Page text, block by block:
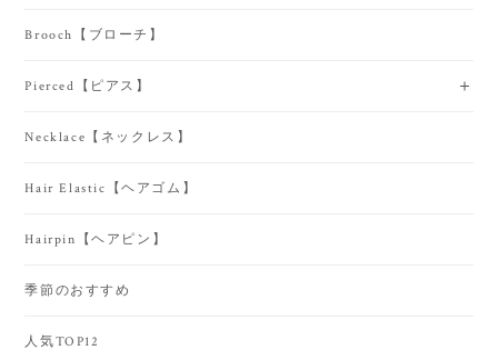
Brooch【ブローチ】
Pierced【ピアス】
Necklace【ネックレス】
Hair Elastic【ヘアゴム】
Hairpin【ヘアピン】
季節のおすすめ
人気TOP12